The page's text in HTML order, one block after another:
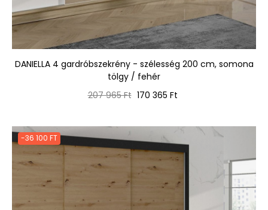
DANIELLA 4 gardróbszekrény - szélesség 200 cm, somona
tölgy / fehér
Normál
207 965 Ft Ár
170 365 Ft
-36 100 FT